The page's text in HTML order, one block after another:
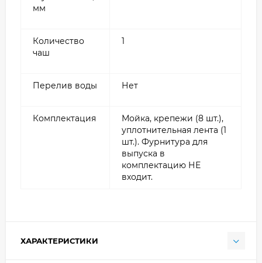
мм
Количество
чаш
1
Перелив воды Нет
Комплектация
Мойка, крепежи (8 шт.),
уплотнительная лента (1
шт.). Фурнитура для
выпуска в
комплектацию НЕ
входит.
ХАРАКТЕРИСТИКИ